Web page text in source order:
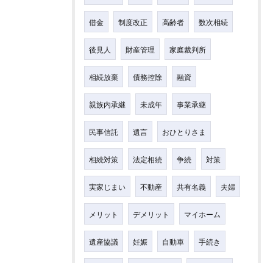
借金 制度改正 高齢者 数次相続
後見人 財産管理 家庭裁判所
相続放棄 債務控除 融資
親族内承継 未成年 事業承継
民事信託 遺言 おひとりさま
相続対策 法定相続 争続 対策
実家じまい 不動産 共有名義 夫婦
メリット デメリット マイホーム
遺産協議 妊娠 自動車 手続き